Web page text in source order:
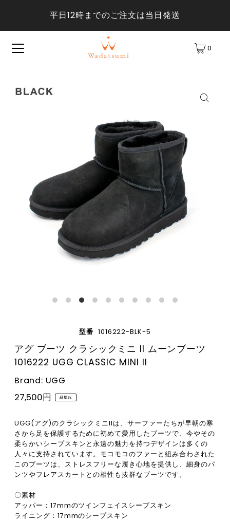
平日12時までのご注文は当日発送
0
型番 1016222-BLK-5
アグ ブーツ クラシックミニ II ムーンブーツ
1016222 UGG CLASSIC MINI II
Brand: UGG
27,500円 品切れ
UGG(アグ)のクラシックミニIIは、サーファーたちが早朝の寒
さから足を保護するために初めて愛用したブーツで、今やその
柔らかいシープスキンと永遠の魅力を持つデザインは多くの
人々に支持されています。モコモコのファーと組み合わされた
このブーツは、ストレスフリーな履き心地を提供し、細身のパ
ンツやフレアスカートとの相性も抜群なブーツです。
〇素材
アッパー：17mmのツインフェイスシープスキン
ライニング：17mmのシープスキン